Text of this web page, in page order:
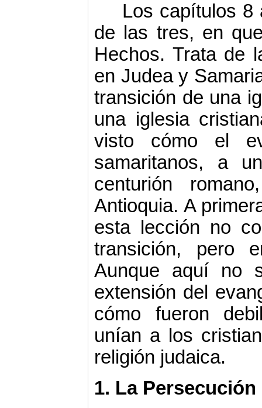
Los capítulos 8
de las tres, en
Hechos. Trata de
en Judea y
transición de una
una iglesia
visto cómo el
samaritanos, a
centurión
Antioquia. A
esta lección no
transición, pero
Aunque aquí no
extensión del
cómo fueron
unían a los
religión judaica.
1. La Persecución